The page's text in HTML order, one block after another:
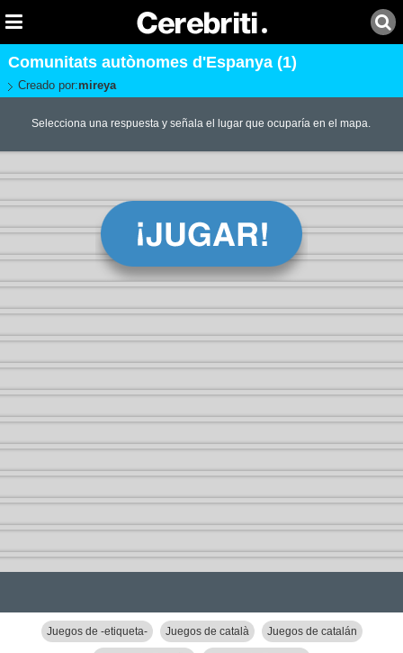
Comunitats autònomes d'Espanya (1)
Creado por:mireya
Selecciona una respuesta y señala el lugar que ocuparía en el mapa.
Juegos de -etiqueta- Juegos de català Juegos de catalán